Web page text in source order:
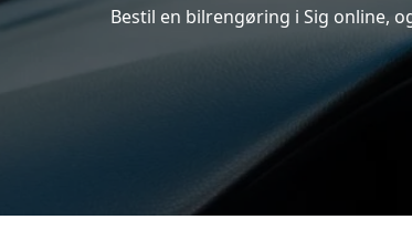
Bestil en bilrengøring i Sig online,